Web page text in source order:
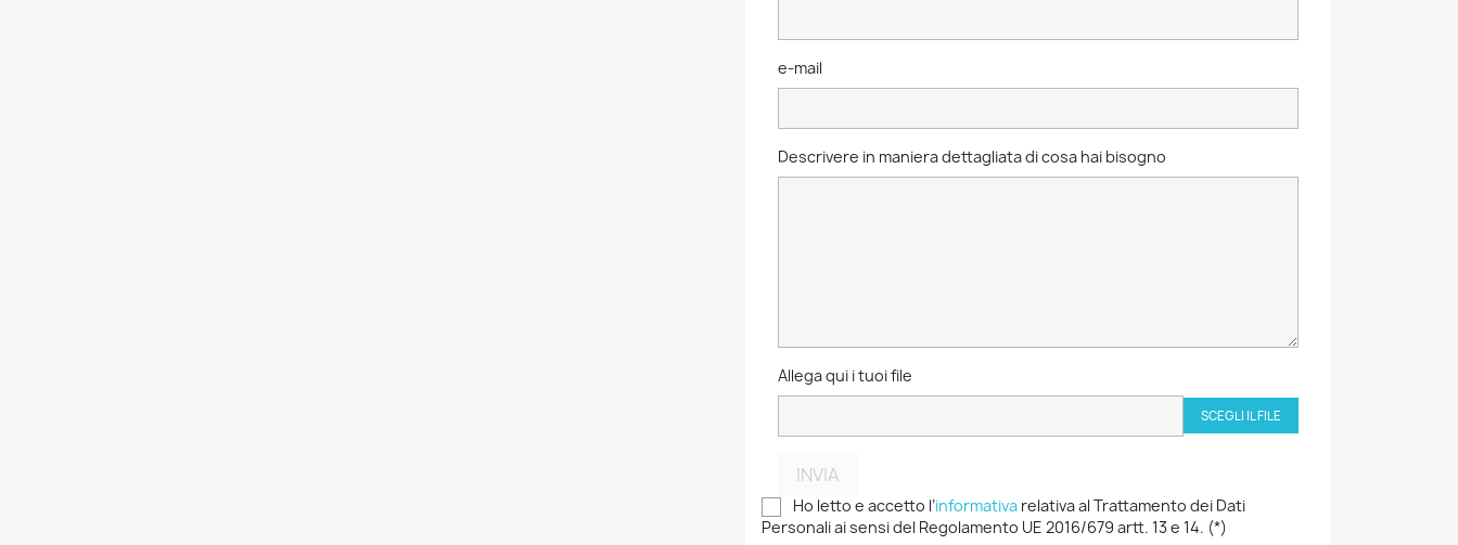
e-mail
Descrivere in maniera dettagliata di cosa hai bisogno
Allega qui i tuoi file
SCEGLI IL FILE
INVIA
Ho letto e accetto l’informativa relativa al Trattamento dei Dati
Personali ai sensi del Regolamento UE 2016/679 artt. 13 e 14. (*)